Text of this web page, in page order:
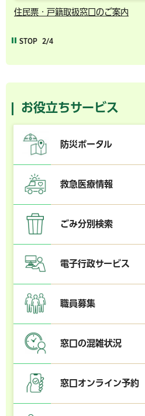
住民票・戸籍取扱窓口のご案内
STOP 2/4
お役立ちサービス
防災ポータル
救急医療情報
ごみ分別検索
電子行政サービス
職員募集
窓口の混雑状況
窓口オンライン予約